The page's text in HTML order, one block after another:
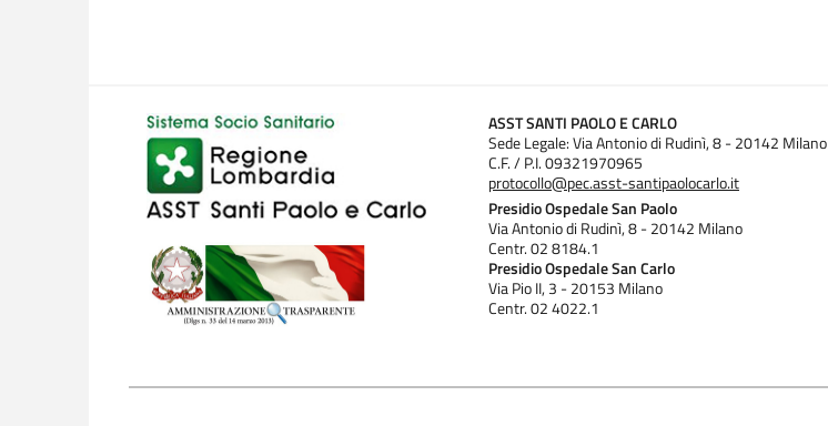
ASST SANTI PAOLO E CARLO
Sede Legale: Via Antonio di Rudinì, 8 - 20142 Milano
C.F. / P.I. 09321970965
protocollo@pec.asst-santipaolocarlo.it
Presidio Ospedale San Paolo
Via Antonio di Rudinì, 8 - 20142 Milano
Centr. 02 8184.1
Presidio Ospedale San Carlo
Via Pio II, 3 - 20153 Milano
Centr. 02 4022.1